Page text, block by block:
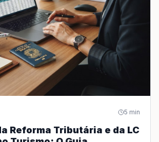
5 min
Reforma Tributária e da LC